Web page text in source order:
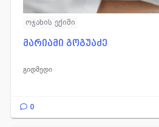
ოჯახის ექიმი
მარიამი გოგუაძე
გიდმედი
0